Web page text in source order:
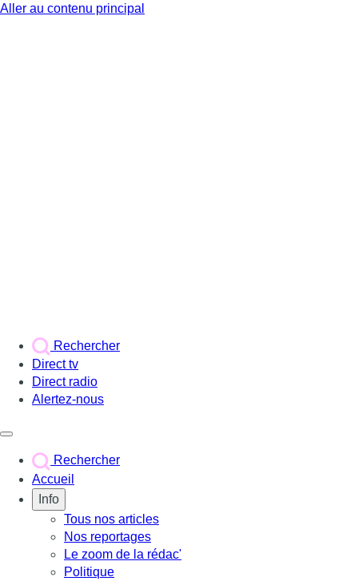
Aller au contenu principal
Rechercher
Direct tv
Direct radio
Alertez-nous
Rechercher
Accueil
Info
Tous nos articles
Nos reportages
Le zoom de la rédac'
Politique